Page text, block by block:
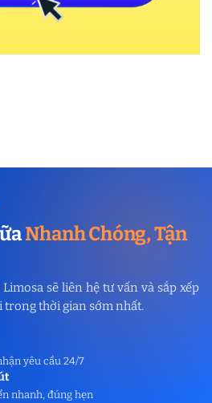
Nhanh Chóng, Tận
sẽ liên hệ tư vấn và sắp xếp
thời gian sớm nhất.
yêu cầu 24/7
nhanh, đúng hẹn